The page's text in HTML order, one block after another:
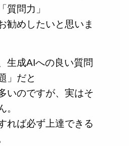
質問力」
勧めしたいと思いま
生成AIへの良い質問
」だと
いのですが、実はそ
。
れば必ず上達できる